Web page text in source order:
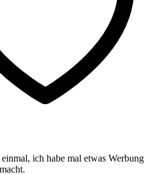
ich habe mal etwas Werbung